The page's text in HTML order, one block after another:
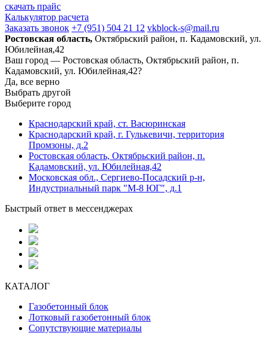
скачать прайс
Калькулятор расчета
Заказать звонок +7 (951) 504 21 12 vkblock-s@mail.ru
Ростовская область, Октябрьский район, п. Кадамовский, ул.
Юбилейная,42
Ваш город — Ростовская область, Октябрьский район, п.
Кадамовский, ул. Юбилейная,42?
Да, все верно
Выбрать другой
Выберите город
Краснодарский край, ст. Васюринская
Краснодарский край, г. Гулькевичи, территория
Промзоны, д.2
Ростовская область, Октябрьский район, п.
Кадамовский, ул. Юбилейная,42
Московская обл., Сергиево-Посадский р-н,
Индустриальный парк "М-8 ЮГ", д.1
Быстрый ответ в мессенджерах
КАТАЛОГ
Газобетонный блок
Лотковый газобетонный блок
Сопутствующие материалы